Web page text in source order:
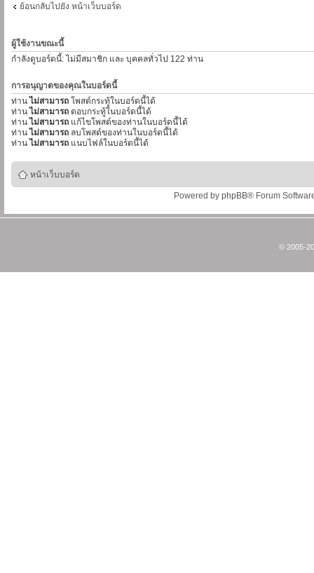
ย้อนกลับไปยัง หน้าเว็บบอร์ด
ผู้ใช้งานขณะนี้
กำลังดูบอร์ดนี้: ไม่มีสมาชิก และ บุคคลทั่วไป 122 ท่าน
การอนุญาตของคุณในบอร์ดนี้
ท่าน ไม่สามารถ โพสต์กระทู้ในบอร์ดนี้ได้
ท่าน ไม่สามารถ ตอบกระทู้ในบอร์ดนี้ได้
ท่าน ไม่สามารถ แก้ไขโพสต์ของท่านในบอร์ดนี้ได้
ท่าน ไม่สามารถ ลบโพสต์ของท่านในบอร์ดนี้ได้
ท่าน ไม่สามารถ แนบไฟล์ในบอร์ดนี้ได้
หน้าเว็บบอร์ด
Powered by phpBB® Forum
© 2005-